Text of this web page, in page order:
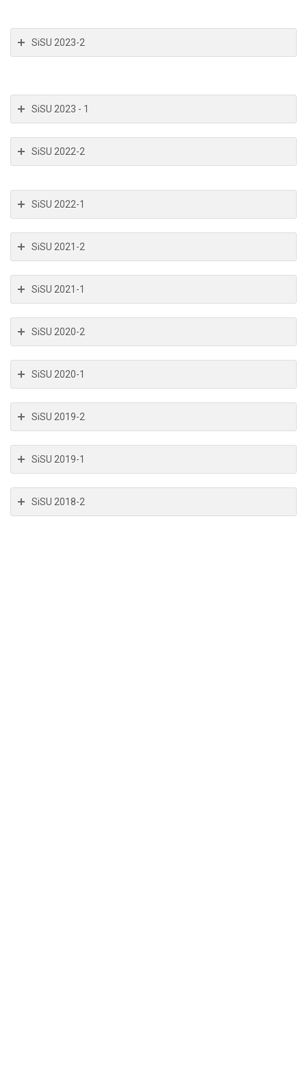
SiSU 2023-2
SiSU 2023 - 1
SiSU 2022-2
SiSU 2022-1
SiSU 2021-2
SiSU 2021-1
SiSU 2020-2
SiSU 2020-1
SiSU 2019-2
SiSU 2019-1
SiSU 2018-2